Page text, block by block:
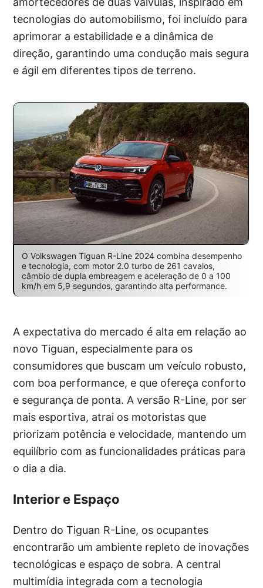
tecnologias do automobilismo, foi incluído para
aprimorar a estabilidade e a dinâmica de
direção, garantindo uma condução mais segura
e ágil em diferentes tipos de terreno.
O Volkswagen Tiguan R-Line 2024 combina desempenho
e tecnologia, com motor 2.0 turbo de 261 cavalos,
câmbio de dupla embreagem e aceleração de 0 a 100
km/h em 5,9 segundos, garantindo alta performance.
A expectativa do mercado é alta em relação ao
novo Tiguan, especialmente para os
consumidores que buscam um veículo robusto,
com boa performance, e que ofereça conforto
e segurança de ponta. A versão R-Line, por ser
mais esportiva, atrai os motoristas que
priorizam potência e velocidade, mantendo um
equilíbrio com as funcionalidades práticas para
o dia a dia.
Interior e Espaço
Dentro do Tiguan R-Line, os ocupantes
encontrarão um ambiente repleto de inovações
tecnológicas e espaço de sobra. A central
multimídia integrada com a tecnologia